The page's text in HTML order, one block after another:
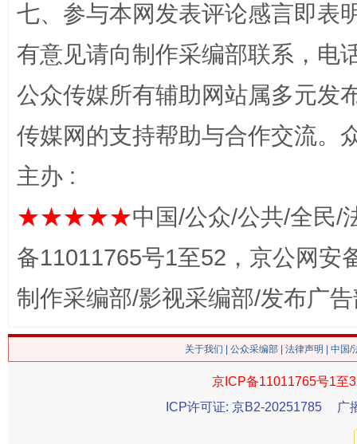
网上购药对药下症？
这是一记警钟！ 谢
七、参与本网发表评论感言即表
有意见请向制作采编部联系，电
公众传媒所有辅助网站属多元发
传媒网的支持帮助与合作交流。
主办 :
★★★★★中国/公众/公共/全民/
备11011765号1至52，京公网安
制作采编部/影视采编部/发布广
关于我们 公众采编部 法律声明 | 中国
京ICP备11011765号1至
ICP许可证: 京B2-20251785
广